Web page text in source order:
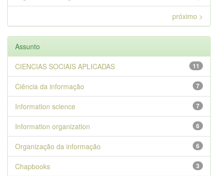
próximo >
Assunto
11
CIENCIAS SOCIAIS APLICADAS
7
Ciência da informação
7
Information science
6
Information organization
6
Organização da informação
3
Chapbooks